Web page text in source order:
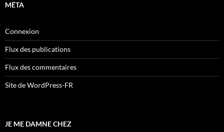
MÉTA
Connexion
Flux des publications
Flux des commentaires
Site de WordPress-FR
JE ME DAMNE CHEZ